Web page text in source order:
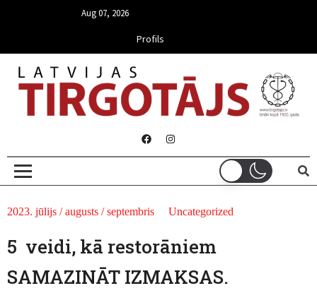
Aug 07, 2026
Profils
2023. jūlijs / augusts / septembris Uncategorized
5 veidi, kā restorāniem
SAMAZINĀT IZMAKSAS.